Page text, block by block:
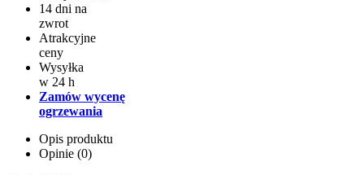
14 dni na
zwrot
Atrakcyjne
ceny
Wysyłka
w 24 h
Zamów wycenę
ogrzewania
Opis produktu
Opinie (0)